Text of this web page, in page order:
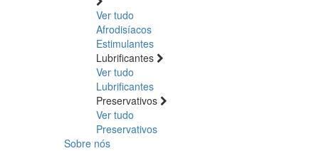
Ver tudo
Afrodisíacos
Estimulantes
Lubrificantes
Ver tudo
Lubrificantes
Preservativos
Ver tudo
Preservativos
Sobre nós